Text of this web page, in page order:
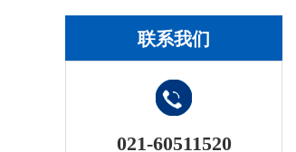
联系我们
021-60511520